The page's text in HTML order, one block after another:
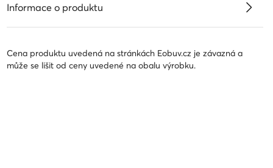
Informace o produktu
Cena produktu uvedená na stránkách Eobuv.cz je závazná a
může se lišit od ceny uvedené na obalu výrobku.